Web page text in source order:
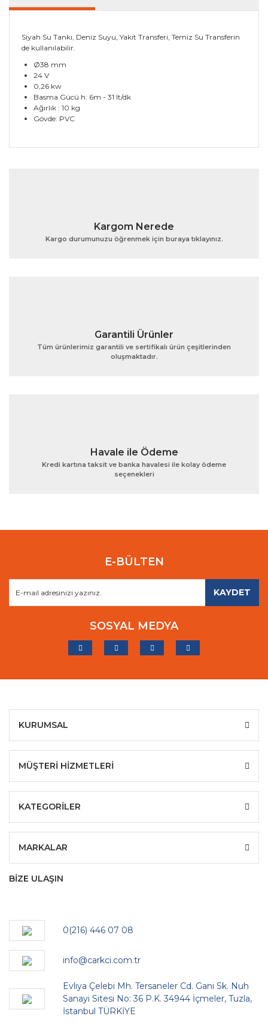
Siyah Su Tankı, Deniz Suyu, Yakıt Transferi, Temiz Su Transferin
de kullanılabilir.
Ø38 mm
24 V
0,26 kw
Basma Gücü h: 6m - 31 lt/dk
Ağırlık : 10 kg
Gövde: PVC
Bu ürünün fiyat bilgisi, resim, ürün açıklamalarında ve
Ürün açıklamasında eksik bilgiler bulunuyor.
Gönder
Kargom Nerede
Kargo durumunuzu öğrenmek için buraya tıklayınız.
Garantili Ürünler
Tüm ürünlerimiz garantili ve sertifikalı ürün çeşitlerinden
oluşmaktadır.
Havale ile Ödeme
Kredi kartına taksit ve banka havalesi ile kolay ödeme
seçenekleri
E-BÜLTEN
KAYDET
SOSYAL MEDYA
KURUMSAL
MÜŞTERİ HİZMETLERİ
KATEGORİLER
MARKALAR
BİZE ULAŞIN
0(216) 446 07 08
info@carkci.com.tr
Evliya Çelebi Mh. Tersaneler Cd. Gani Sk. Nuh
Sanayi Sitesi No: 36 P.K. 34944 İçmeler, Tuzla,
İstanbul TÜRKİYE